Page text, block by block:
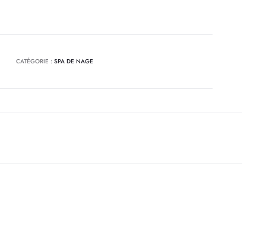
CATÉGORIE : SPA DE NAGE